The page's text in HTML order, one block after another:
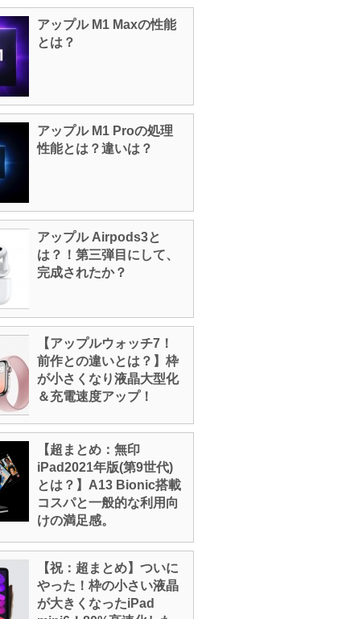
アップル M1 Maxの性能
とは？
アップル M1 Proの処理
性能とは？違いは？
アップル Airpods3と
は？！第三弾目にして、
完成されたか？
【アップルウォッチ7！
前作との違いとは？】枠
が小さくなり液晶大型化
＆充電速度アップ！
【超まとめ：無印
iPad2021年版(第9世代)
とは？】A13 Bionic搭載
コスパと一般的な利用向
けの満足感。
【祝：超まとめ】ついに
やった！枠の小さい液晶
が大きくなったiPad